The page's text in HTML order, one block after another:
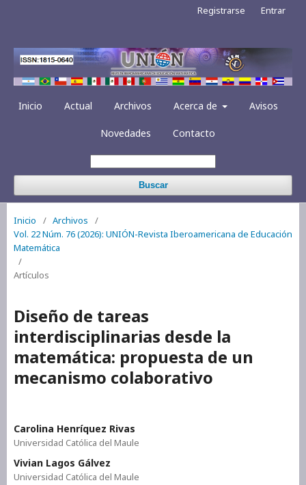
Inicio Actual Archivos Acerca de Avisos
Novedades Contacto
Buscar
Registrarse Entrar
Inicio / Archivos
/
Vol. 22 Núm. 76 (2026): UNIÓN-Revista Iberoamericana de Educación
Matemática
/
Artículos
Diseño de tareas
interdisciplinarias desde la
matemática: propuesta de un
mecanismo colaborativo
Carolina Henríquez Rivas
Universidad Católica del Maule
Vivian Lagos Gálvez
Universidad Católica del Maule